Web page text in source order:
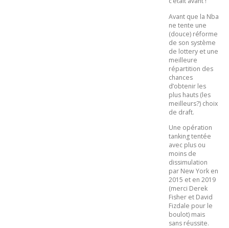
Avant que la Nba
ne tente une
(douce) réforme
de son système
de lottery et une
meilleure
répartition des
chances
d’obtenir les
plus hauts (les
meilleurs?) choix
de draft.
Une opération
tanking tentée
avec plus ou
moins de
dissimulation
par New York en
2015 et en 2019
(merci Derek
Fisher et David
Fizdale pour le
boulot) mais
sans réussite.